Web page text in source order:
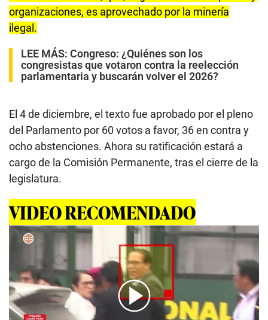
organizaciones, es aprovechado por la minería
ilegal.
LEE MÁS: Congreso: ¿Quiénes son los
congresistas que votaron contra la reelección
parlamentaria y buscarán volver el 2026?
El 4 de diciembre, el texto fue aprobado por el pleno
del Parlamento por 60 votos a favor, 36 en contra y
ocho abstenciones. Ahora su ratificación estará a
cargo de la Comisión Permanente, tras el cierre de la
legislatura.
VIDEO RECOMENDADO